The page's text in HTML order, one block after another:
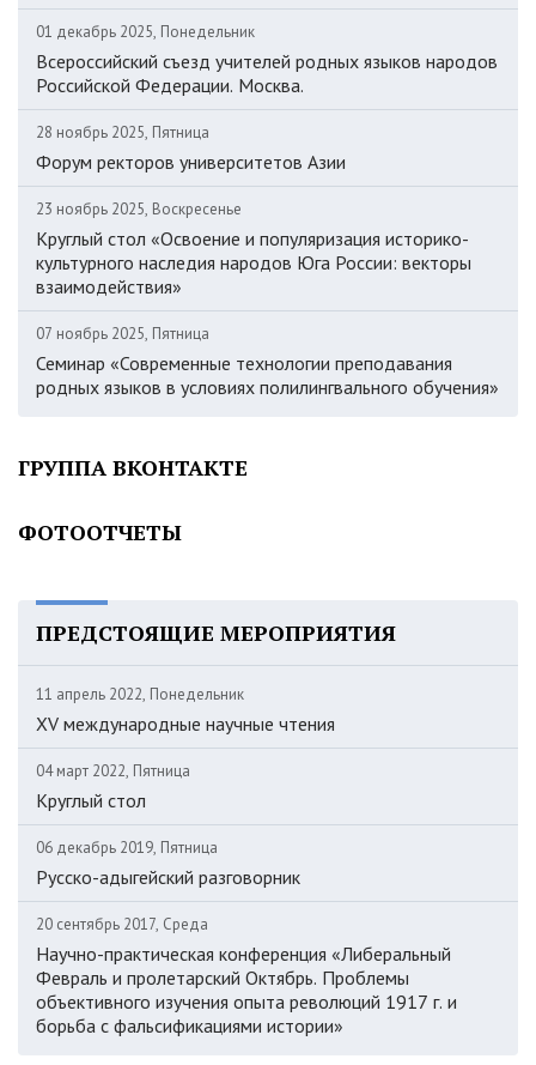
01 декабрь 2025, Понедельник
Всероссийский съезд учителей родных языков народов
Российской Федерации. Москва.
28 ноябрь 2025, Пятница
Форум ректоров университетов Азии
23 ноябрь 2025, Воскресенье
Круглый стол «Освоение и популяризация историко-
культурного наследия народов Юга России: векторы
взаимодействия»
07 ноябрь 2025, Пятница
Семинар «Современные технологии преподавания
родных языков в условиях полилингвального обучения»
ГРУППА ВКОНТАКТЕ
ФОТООТЧЕТЫ
ПРЕДСТОЯЩИЕ МЕРОПРИЯТИЯ
11 апрель 2022, Понедельник
XV международные научные чтения
04 март 2022, Пятница
Круглый стол
06 декабрь 2019, Пятница
Русско-адыгейский разговорник
20 сентябрь 2017, Среда
Научно-практическая конференция «Либеральный
Февраль и пролетарский Октябрь. Проблемы
объективного изучения опыта революций 1917 г. и
борьба с фальсификациями истории»